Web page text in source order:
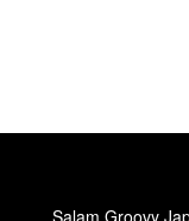
Salam Groovy